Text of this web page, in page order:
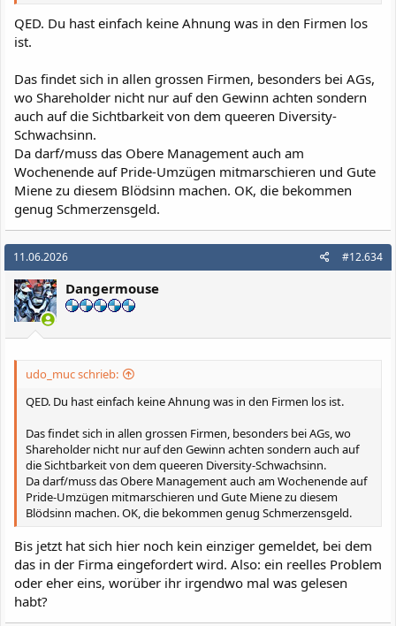
QED. Du hast einfach keine Ahnung was in den Firmen los
ist.
Das findet sich in allen grossen Firmen, besonders bei AGs,
wo Shareholder nicht nur auf den Gewinn achten sondern
auch auf die Sichtbarkeit von dem queeren Diversity-
Schwachsinn.
Da darf/muss das Obere Management auch am
Wochenende auf Pride-Umzügen mitmarschieren und Gute
Miene zu diesem Blödsinn machen. OK, die bekommen
genug Schmerzensgeld.
11.06.2026 #12.634
Dangermouse
udo_muc schrieb:
QED. Du hast einfach keine Ahnung was in den Firmen los ist.
Das findet sich in allen grossen Firmen, besonders bei AGs, wo
Shareholder nicht nur auf den Gewinn achten sondern auch auf
die Sichtbarkeit von dem queeren Diversity-Schwachsinn.
Da darf/muss das Obere Management auch am Wochenende auf
Pride-Umzügen mitmarschieren und Gute Miene zu diesem
Blödsinn machen. OK, die bekommen genug Schmerzensgeld.
Bis jetzt hat sich hier noch kein einziger gemeldet, bei dem
das in der Firma eingefordert wird. Also: ein reelles Problem
oder eher eins, worüber ihr irgendwo mal was gelesen
habt?